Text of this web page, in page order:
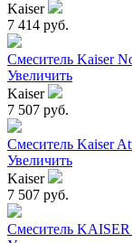
Kaiser
7 414 руб.
Смеситель Kaiser
Увеличить
Kaiser
7 507 руб.
Смеситель Kaiser
Увеличить
Kaiser
7 507 руб.
Смеситель KAISER